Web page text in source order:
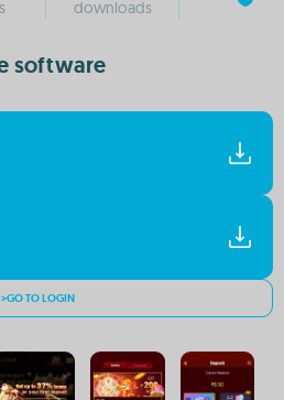
downloads
software
>GO TO LOGIN